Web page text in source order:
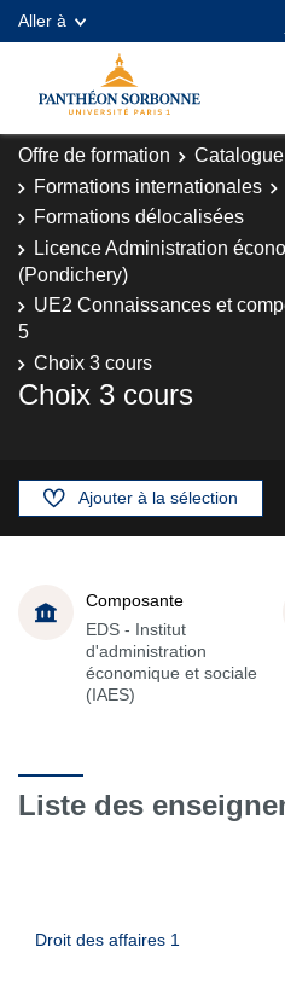
Aller à
Offre de formation
Formations internationales
Formations délocalisées
Licence Administration
(Pondichery)
UE2 Connaissances et
5
Choix 3 cours
Choix 3 cours
Ajouter à la sélection
Composante
EDS - Institut
d'administration
économique et sociale
(IAES)
Liste des
Droit des affaires 1